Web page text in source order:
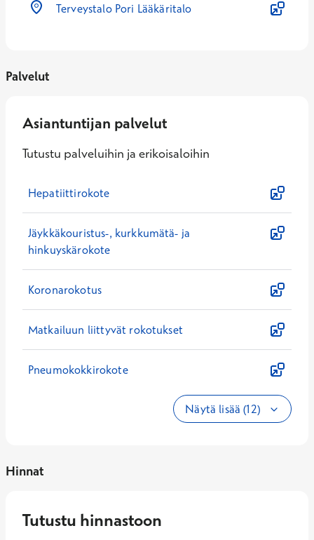
Terveystalo Pori Lääkäritalo
Palvelut
Asiantuntijan palvelut
Tutustu palveluihin ja erikoisaloihin
Hepatiittirokote
Jäykkäkouristus-, kurkkumätä- ja
hinkuyskärokote
Koronarokotus
Matkailuun liittyvät rokotukset
Pneumokokkirokote
Näytä lisää (12)
Hinnat
Tutustu hinnastoon